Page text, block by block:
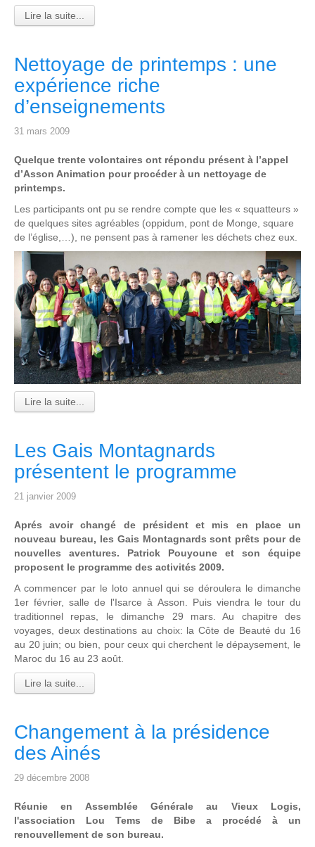
Lire la suite...
Nettoyage de printemps : une
expérience riche
d’enseignements
31 mars 2009
Quelque trente volontaires ont répondu présent à l’appel
d’Asson Animation pour procéder à un nettoyage de
printemps.
Les participants ont pu se rendre compte que les « squatteurs »
de quelques sites agréables (oppidum, pont de Monge, square
de l’église,…), ne pensent pas à ramener les déchets chez eux.
Lire la suite...
Les Gais Montagnards
présentent le programme
21 janvier 2009
Aprés avoir changé de président et mis en place un
nouveau bureau, les Gais Montagnards sont prêts pour de
nouvelles aventures. Patrick Pouyoune et son équipe
proposent le programme des activités 2009.
A commencer par le loto annuel qui se déroulera le dimanche
1er février, salle de l'Isarce à Asson. Puis viendra le tour du
traditionnel repas, le dimanche 29 mars. Au chapitre des
voyages, deux destinations au choix: la Côte de Beauté du 16
au 20 juin; ou bien, pour ceux qui cherchent le dépaysement, le
Maroc du 16 au 23 août.
Lire la suite...
Changement à la présidence
des Ainés
29 décembre 2008
Réunie en Assemblée Générale au Vieux Logis,
l'association Lou Tems de Bibe a procédé à un
renouvellement de son bureau.